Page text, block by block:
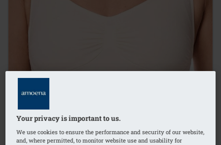
Your privacy is important to us.
We use cookies to ensure the performance and security of our website,
and, where permitted, to monitor website use and usability for